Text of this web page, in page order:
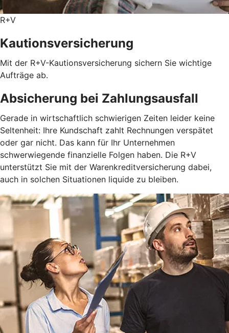
R+V
Kautionsversicherung
Mit der R+V-Kautionsversicherung sichern Sie wichtige
Aufträge ab.
Absicherung bei Zahlungsausfall
Gerade in wirtschaftlich schwierigen Zeiten leider keine
Seltenheit: Ihre Kundschaft zahlt Rechnungen verspätet
oder gar nicht. Das kann für Ihr Unternehmen
schwerwiegende finanzielle Folgen haben. Die R+V
unterstützt Sie mit der Warenkreditversicherung dabei,
auch in solchen Situationen liquide zu bleiben.